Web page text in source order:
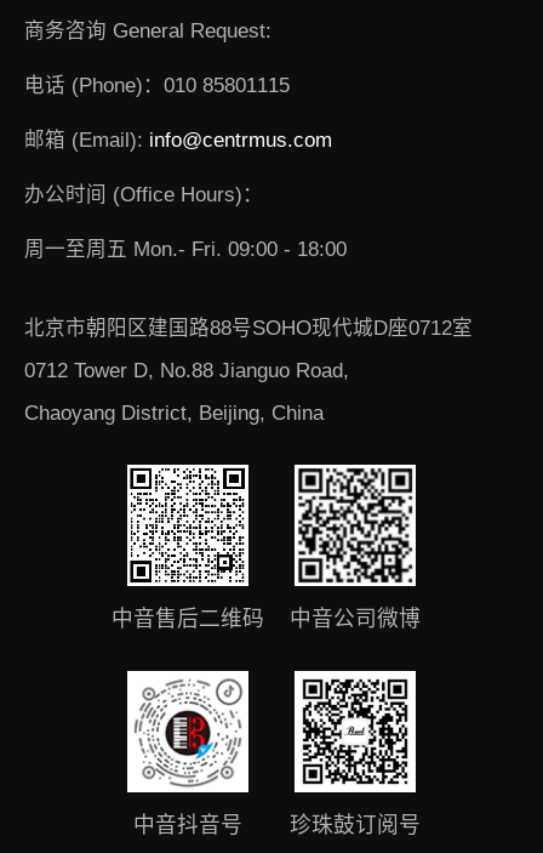
商务咨询 General Request:
电话 (Phone)：010 85801115
邮箱 (Email): info@centrmus.com
办公时间 (Office Hours)：
周一至周五 Mon.- Fri. 09:00 - 18:00
北京市朝阳区建国路88号SOHO现代城D座0712室
0712 Tower D, No.88 Jianguo Road,
Chaoyang District, Beijing, China
中音售后二维码 中音公司微博
中音抖音号 珍珠鼓订阅号